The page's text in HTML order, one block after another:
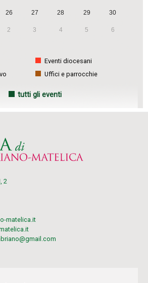
26 27 28 29 30
2 3 4 5 6
Eventi diocesani
Uffici e parrocchie
tutti gli eventi
2
matelica.it